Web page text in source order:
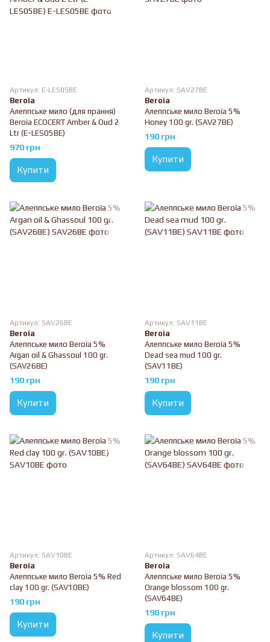
Артикул: E-LES05BE
Beroia
Алеппське мило (для прання)
Beroïa ECOCERT Amber & Oud 2
Ltr (E-LES05BE)
970 грн
Купити
Артикул: SAV27BE
Beroia
Алеппське мило Beroïa 5%
Honey 100 gr. (SAV27BE)
190 грн
Купити
Артикул: SAV26BE
Beroia
Алеппське мило Beroïa 5%
Argan oil & Ghassoul 100 gr.
(SAV26BE)
190 грн
Купити
Артикул: SAV11BE
Beroia
Алеппське мило Beroïa 5%
Dead sea mud 100 gr.
(SAV11BE)
190 грн
Купити
Артикул: SAV10BE
Beroia
Алеппське мило Beroïa 5% Red
clay 100 gr. (SAV10BE)
190 грн
Купити
Артикул: SAV64BE
Beroia
Алеппське мило Beroïa 5%
Orange blossom 100 gr.
(SAV64BE)
190 грн
Купити